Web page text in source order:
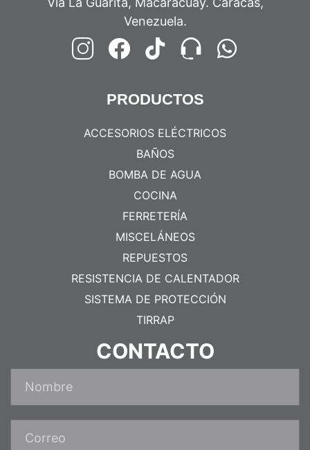
Venezuela.
PRODUCTOS
ACCESORIOS ELÉCTRICOS
BAÑOS
BOMBA DE AGUA
COCINA
FERRETERÍA
MISCELÁNEOS
REPUESTOS
RESISTENCIA DE CALENTADOR
SISTEMA DE PROTECCIÓN
TIRRAP
CONTACTO